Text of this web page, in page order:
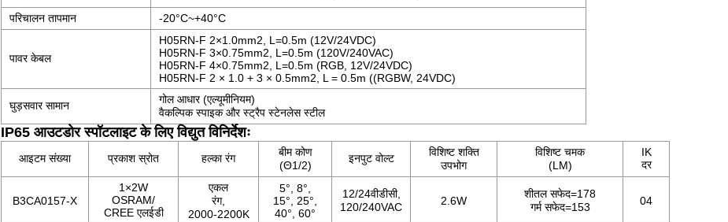
परिचालन तापमान
-20°C~+40°C
पावर केबल
H05RN-F 2×1.0mm2, L=0.5m (12V/24VDC)
H05RN-F 3×0.75mm2, L=0.5m (120V/240VAC)
H05RN-F 4×0.75mm2, L=0.5m (RGB, 12V/24VDC)
H05RN-F 2 × 1.0 + 3 × 0.5mm2, L = 0.5m ((RGBW, 24VDC)
घुड़सवार सामान
गोल आधार (एल्यूमीनियम)
वैकल्पिक स्पाइक और स्ट्रैप स्टेनलेस स्टील
IP65 आउटडोर स्पॉटलाइट के लिए विद्युत विनिर्देशः
आइटम संख्या प्रकाश स्रोत हल्का रंग
बीम कोण
(Θ1/2)
इनपुट वोल्ट
विशिष्ट शक्ति
उपभोग
विशिष्ट चमक
(LM)
IK
दर
B3CA0157-X
1×2W
OSRAM/
CREE एलईडी
एकल
रंग,
2000-2200K
5°, 8°,
15°, 25°,
40°, 60°
12/24वीडीसी,
120/240VAC
2.6W
शीतल सफेद=178
गर्म सफेद=153
04